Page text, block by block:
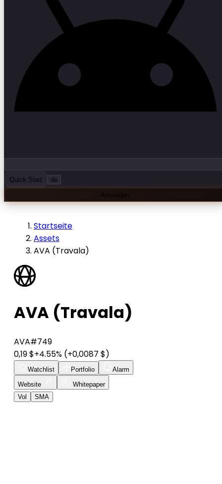
Quick Start de
Anmelden
Startseite
Assets
AVA (Travala)
AVA (Travala)
AVA#749
0,19 $+4.55% (+0,0087 $)
Watchlist Portfolio
Alarm
Website
Whitepaper
Vol
SMA